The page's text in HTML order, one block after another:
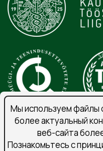
Порядок обработки
Мы используем файлы
более актуальный
веб-сайта
Познакомьтесь с